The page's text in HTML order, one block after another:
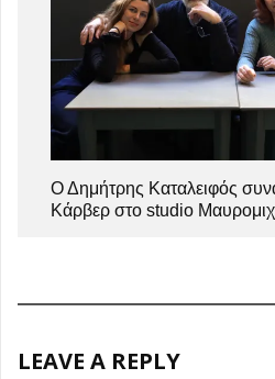
Ο Δημήτρης Καταλειφός
Κάρβερ στο studio
LEAVE A REPLY